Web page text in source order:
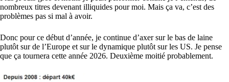
nombreux titres devenant illiquides pour moi. Mais ça va, c’est des
problèmes pas si mal à avoir.
Donc pour ce début d’année, je continue d’axer sur le bas de laine
plutôt sur de l’Europe et sur le dynamique plutôt sur les US. Je pense
que ça tournera cette année 2026. Deuxième moitié probablement.